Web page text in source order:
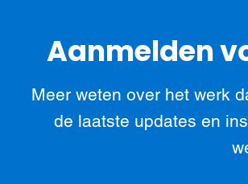
Aanmelden
Meer weten over het werk
de laatste updates en